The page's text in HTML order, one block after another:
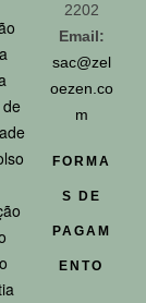
2202
Email:
sac@zel
oezen.co
m
FORMA
S DE
PAGAM
ENTO